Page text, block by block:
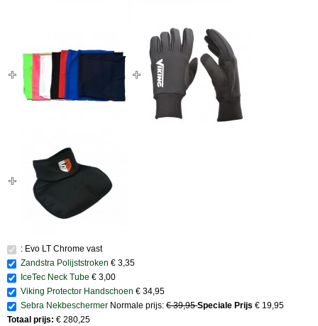
: Evo LT Chrome vast
Zandstra Polijststroken € 3,35
IceTec Neck Tube € 3,00
Viking Protector Handschoen € 34,95
Sebra Nekbeschermer Normale prijs: € 39,95Speciale Prijs € 19,95
Totaal prijs: € 280,25